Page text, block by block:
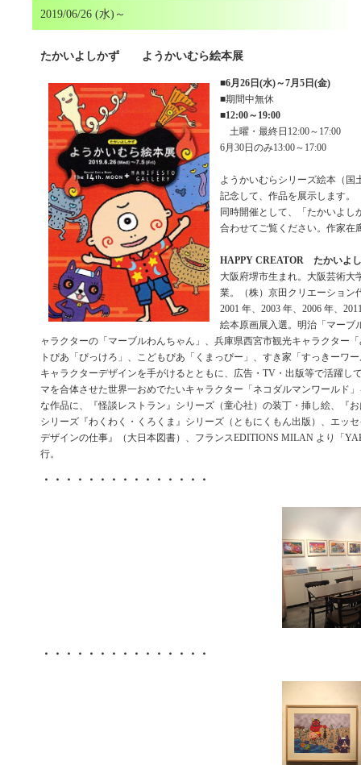
2019/06/26 (水)～
たかいよしかず ようかいむら絵本展
■6月26日(水)～7月5日(金)
■期間中無休
■12:00～19:00
土曜・最終日12:00～17:00
6月30日のみ13:00～17:00
ようかいむらシリーズ絵本（国
記念して、作品を展示します。
同時開催として、「たかいよし
合わせてご覧ください。作家在
HAPPY CREATOR たかいよ
大阪府堺市生まれ。大阪芸術大
業。（株）京田クリエーション
2001 年、2003 年、2006 年、
絵本原画展入選。明治「マーブ
ャラクターの「マーブルわんちゃん」、兵庫県西宮市観光キャラクター
トぴあ「ぴっけろ」、こどもぴあ「くまっぴー」、すき家「すっきーワ
キャラクターデザインを手がけるとともに、広告・TV・出版等で活躍し
マを合体させた世界一おめでたいキャラクター「ネコダルマンワールド
な作品に、『怪談レストラン』シリーズ（童心社）の装丁・挿し絵、『
シリーズ『わくわく・くろくま』シリーズ（ともにくもん出版）、エッ
デザインの仕事』（大日本図書）、フランスEDITIONS MILAN より「
行。
・・・・・・・・・・・・・・・
・・・・・・・・・・・・・・・